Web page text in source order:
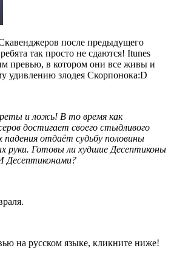
после предыдущего
так просто не сдаются! Itunes
превью, в котором они все живы и
удивлению злодея Скорпонока:D
и ложь! В то время как
достигает своего стыдливого
отдаёт судьбу половины
руки. Готовы ли худшие Десептиконы
на русском языке, кликните ниже!